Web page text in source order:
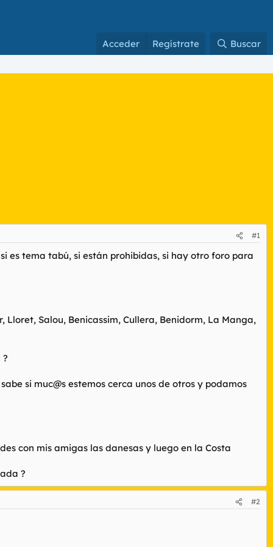
Acceder Regístrate Buscar
#1
es tema tabú, si están prohibidas, si hay otro foro para
Salou, Benicassim, Cullera, Benidorm, La Manga,
si muc@s estemos cerca unos de otros y podamos
con mis amigas las danesas y luego en la Costa
?
#2